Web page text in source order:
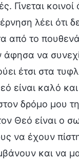
Γίνεται
λέει ότι
από το
άφησα να
έτσι στα
είναι καλό
δρόμο μου
Θεό είναι ο
να έχουν
και να